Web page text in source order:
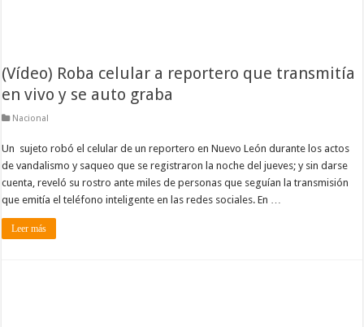
(Vídeo) Roba celular a reportero que transmitía
en vivo y se auto graba
Nacional
Un sujeto robó el celular de un reportero en Nuevo León durante los actos
de vandalismo y saqueo que se registraron la noche del jueves; y sin darse
cuenta, reveló su rostro ante miles de personas que seguían la transmisión
que emitía el teléfono inteligente en las redes sociales. En …
Leer más